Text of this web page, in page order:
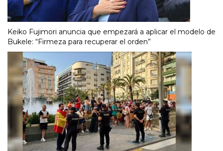
Keiko Fujimori anuncia que empezará a aplicar el modelo de
Bukele: “Firmeza para recuperar el orden”